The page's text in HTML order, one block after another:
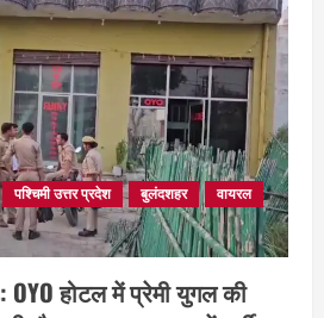
पश्चिमी उत्तर प्रदेश बुलंदशहर
वायरल
OYO होटल में प्रेमी युगल की